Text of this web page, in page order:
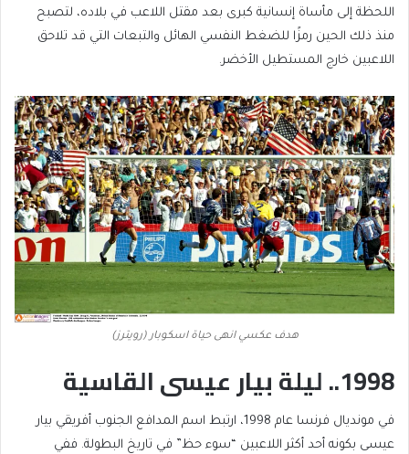
اللحظة إلى مأساة إنسانية كبرى بعد مقتل اللاعب في بلاده، لتصبح
منذ ذلك الحين رمزًا للضغط النفسي الهائل والتبعات التي قد تلاحق
اللاعبين خارج المستطيل الأخضر.
هدف عكسي انهى حياة اسكوبار (رويترز)
1998.. ليلة بيار عيسى القاسية
في مونديال فرنسا عام 1998، ارتبط اسم المدافع الجنوب أفريقي بيار
عيسى بكونه أحد أكثر اللاعبين “سوء حظ” في تاريخ البطولة. ففي